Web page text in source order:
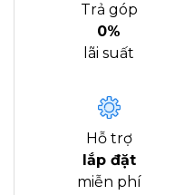
Trả góp
0%
lãi suất
Hỗ trợ
lắp đặt
miễn phí